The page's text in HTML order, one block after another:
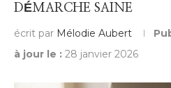
DÉMARCHE SAINE
écrit par Mélodie Aubert
à jour le : 28 janvier 2026